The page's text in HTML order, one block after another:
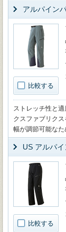
アルパイン
比較する
ストレッチ性と
クスファブリク
幅が調節可能なた
US アルパ
比較する